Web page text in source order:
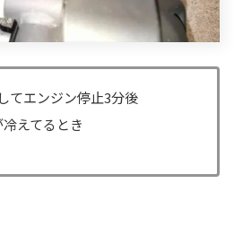
てエンジン停止3分後
えてるとき